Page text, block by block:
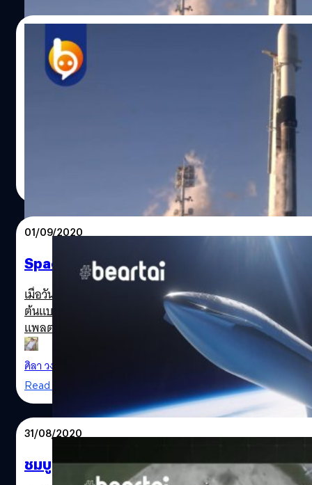
ไม่น่าเลย! บูสเตอร์ของจรวด Falcon 9 ในภ
SpaceX กำลังปล่อยดาวเทียม Starlink สู่วงโคจร 2 ภารกิจ
(10:59 น. เวลาในประเทศไทย) จาก SLC-40 สถานีกองทัพ
01/09/2020
SpaceX เริ่มต้นสร้างต้นแบบจรวด Super
เมื่อวันจันทร์ที่ 31 สิงหาคม Elon Musk ซีอีโอของ SpaceX เ
ต้นแบบของ Starship SN6 ได้ทดสอบบินระยะสั้น 150 ม. ได้
แพลตฟอร์มการเดินทางไปสู่ดวงจันทร์และดาวอังคาร ซึ่งปร
Starship จะมีทั้งส่วนบรรทุกสัมภาระและผู้โดยสารไปยังที่หม
มีความสูง 70 ม. เส้นผ่าศูนย์กลางขนาด 9 เมตร บรรจุเชื้อเพ
ศิลา วงศ์เจริญ
Read More
31/08/2020
ชมบูสเตอร์ของ SpaceX Falcon 9 ลงจอดบน